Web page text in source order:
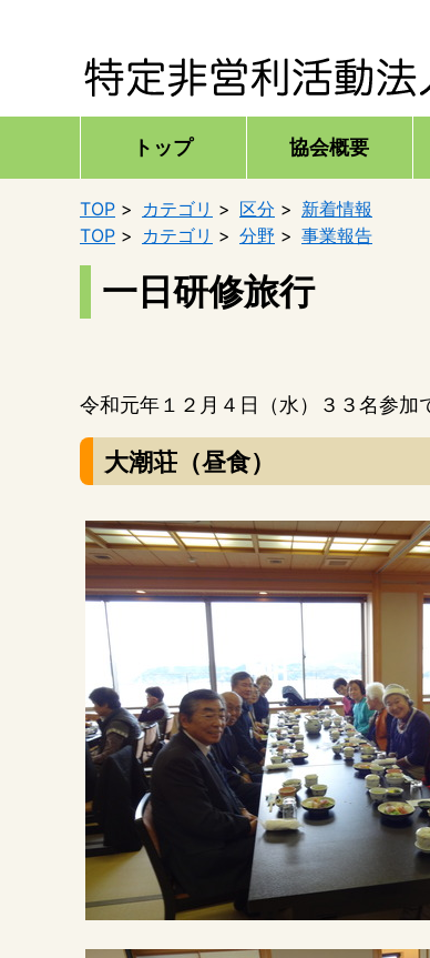
トップ 協会概要
TOP カテゴリ 区分
新着情報
TOP
カテゴリ 分野 事業報告
一日研修旅行
令和元年１２月４日（水）３３名参加
大潮荘（昼食）